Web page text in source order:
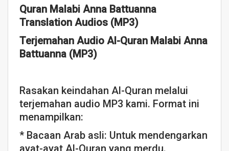
Quran Malabi Anna Battuanna
Translation Audios (MP3)
Terjemahan Audio Al-Quran Malabi Anna
Battuanna (MP3)
Rasakan keindahan Al-Quran melalui
terjemahan audio MP3 kami. Format ini
menampilkan:
* Bacaan Arab asli: Untuk mendengarkan
ayat-ayat Al-Quran yang merdu.